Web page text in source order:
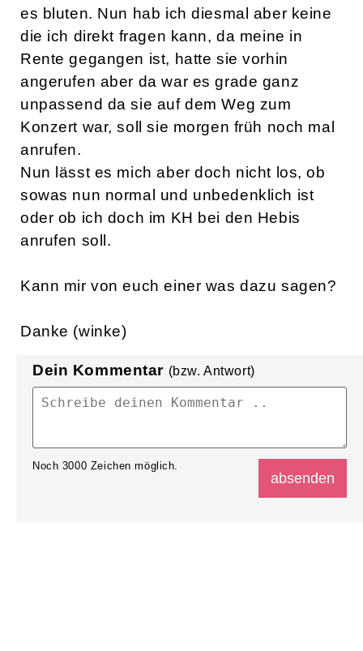
es bluten. Nun hab ich diesmal aber keine
die ich direkt fragen kann, da meine in
Rente gegangen ist, hatte sie vorhin
angerufen aber da war es grade ganz
unpassend da sie auf dem Weg zum
Konzert war, soll sie morgen früh noch mal
anrufen.
Nun lässt es mich aber doch nicht los, ob
sowas nun normal und unbedenklich ist
oder ob ich doch im KH bei den Hebis
anrufen soll.
Kann mir von euch einer was dazu sagen?
Danke (winke)
Dein Kommentar (bzw. Antwort)
Noch 3000 Zeichen möglich.